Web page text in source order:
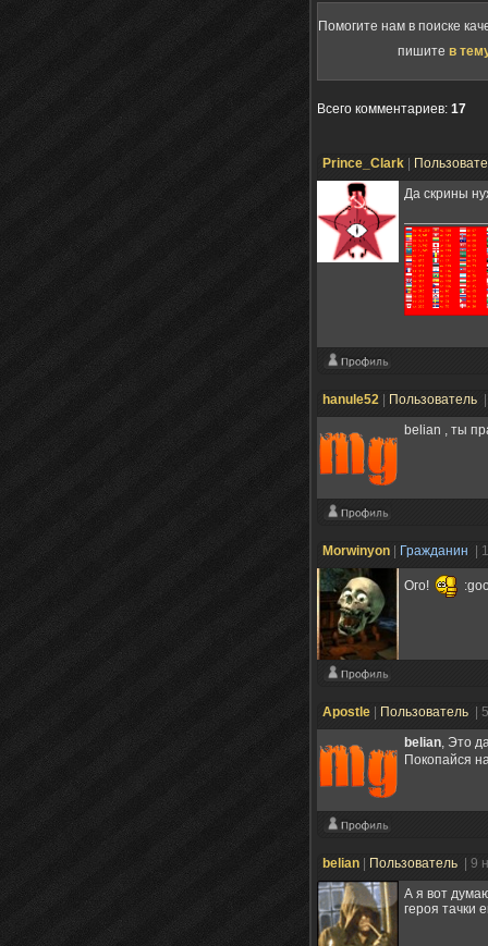
Помогите нам в поиске
пишите в
Всего комментариев: 17
Prince_Clark
Да скрины
hanule52 Пользователь
belian , ты
Morwinyon Гражданин |
Ого!
Apostle Пользователь
|
belian, Это
Покопайся
belian Пользователь
| 9
А я вот
героя тачки